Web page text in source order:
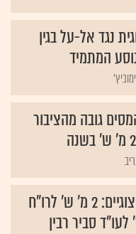
נגד אל-על בגין
המתמיד
גובה מהציבור
עוד מיליונרים ייצוגיים: 2 מ' ש' לרו"ח